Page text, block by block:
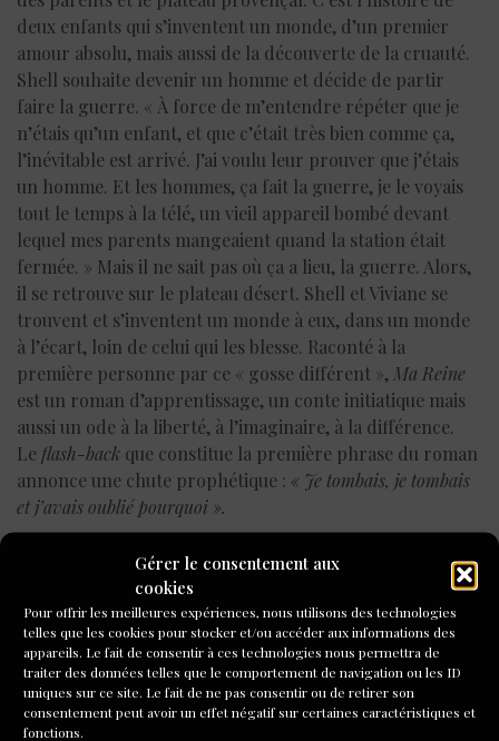
Gérer le consentement aux
cookies
Pour offrir les meilleures expériences, nous utilisons des technologies
telles que les cookies pour stocker et/ou accéder aux informations des
appareils. Le fait de consentir à ces technologies nous permettra de
traiter des données telles que le comportement de navigation ou les ID
uniques sur ce site. Le fait de ne pas consentir ou de retirer son
consentement peut avoir un effet négatif sur certaines caractéristiques et
fonctions.
deux enfants qui s’inventent un monde, d’un premier
amour absolu, mais aussi de la découverte de la cruauté.
Shell souhaite devenir un homme et décide de partir
faire la guerre. « À force de m’entendre répéter que je
n’étais qu’un enfant, et que c’était très bien comme ça,
l’inévitable est arrivé. J’ai voulu leur prouver que j’étais
un homme. Et les hommes, ça fait la guerre, je le voyais
tout le temps à la télé, un vieil appareil bombé devant
lequel mes parents mangeaient quand la station était
fermée. » Mais il ne sait pas où ça a lieu, la guerre. Alors,
il se retrouve sur le plateau désert. Shell et Viviane se
trouvent et s’inventent un monde à eux, dans un monde
à l’écart, loin de celui qui les blesse. Raconté à la
première personne par ce « gosse différent », Ma Reine
est un roman d’apprentissage, un conte initiatique mais
aussi un ode à la liberté, à l’imaginaire, à la différence.
Le flash-back que constitue la première phrase du roman
annonce une chute prophétique : « Je tombais, je tombais
et j’avais oublié pourquoi ».
Solange de Fréminvilleconduit des ateliers d’écriture à
Paris pour Aleph-Écriture, notamment un atelier en
librairie, et le cycle d’approfondissement « Écrire avec
les auteurs contemporains ». Retrouvez sa prochaine
formation le 1er juilletici.